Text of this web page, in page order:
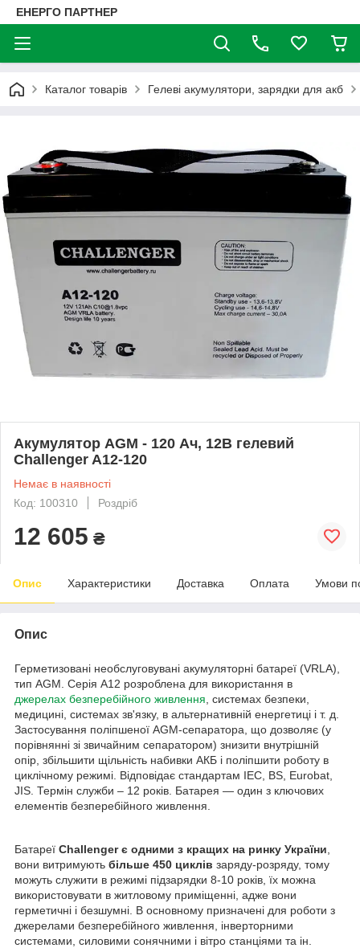
ЕНЕРГО ПАРТНЕР
Каталог товарів Гелеві акумулятори, зарядки для акб
Акумулятор AGM - 120 Ач, 12В гелевий
Challenger A12-120
Немає в наявності
Код: 100310
Роздріб
12 605 ₴
Опис Характеристики Доставка Оплата Умови
Опис
Герметизовані необслуговувані акумуляторні батареї (VRLA),
тип AGM. Серія A12 розроблена для використання в
джерелах безперебійного живлення , системах безпеки,
медицині, системах зв'язку, в альтернативній енергетиці і т. д.
Застосування поліпшеної AGM-сепаратора, що дозволяє (у
порівнянні зі звичайним сепаратором) знизити внутрішній
опір, збільшити щільність набивки АКБ і поліпшити роботу в
циклічному режимі. Відповідає стандартам IEC, BS, Eurobat,
JIS. Термін служби – 12 років. Батарея ― один з ключових
елементів безперебійного живлення.
Батареї Challenger є одними з кращих на ринку України
вони витримують більше 450 циклів заряду-розряду, тому
можуть служити в режимі підзарядки 8-10 років, їх можна
використовувати в житловому приміщенні, адже вони
герметичні і безшумні. В основному призначені для роботи з
джерелами безперебійного живлення, інверторними
системами, силовими сонячними і вітро станціями та ін.